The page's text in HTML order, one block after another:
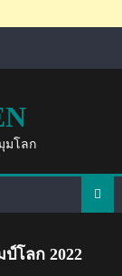
มโลก
โลก 2022